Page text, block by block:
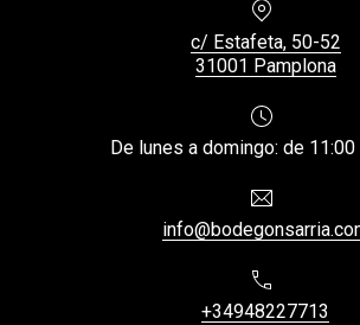
c/ Estafeta, 50-52
31001 Pamplona
De lunes a domingo: de 11:00
+34948227713